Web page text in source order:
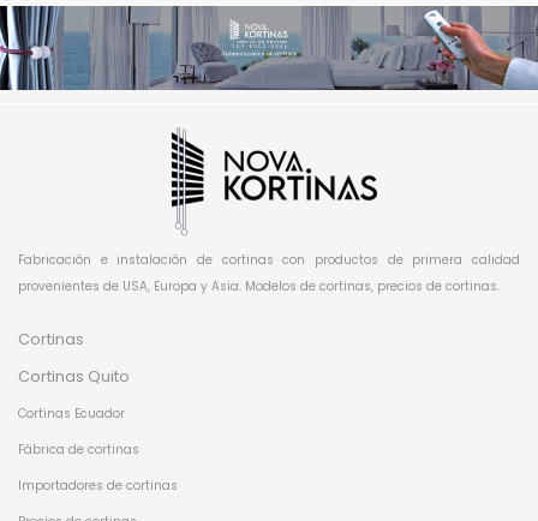
Fabricación e instalación de cortinas con productos de primera calidad
provenientes de USA, Europa y Asia. Modelos de cortinas, precios de cortinas.
Cortinas
Cortinas Quito
Cortinas Ecuador
Fábrica de cortinas
Importadores de cortinas